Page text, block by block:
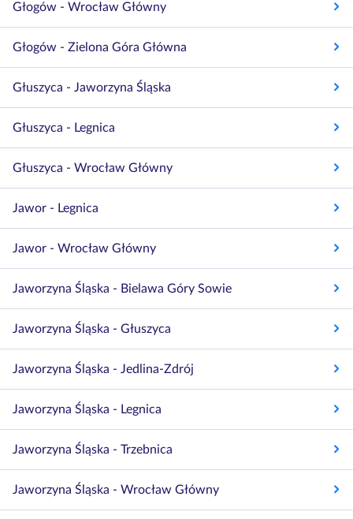
Głogów - Wrocław Główny
Głogów - Zielona Góra Główna
Głuszyca - Jaworzyna Śląska
Głuszyca - Legnica
Głuszyca - Wrocław Główny
Jawor - Legnica
Jawor - Wrocław Główny
Jaworzyna Śląska - Bielawa Góry Sowie
Jaworzyna Śląska - Głuszyca
Jaworzyna Śląska - Jedlina-Zdrój
Jaworzyna Śląska - Legnica
Jaworzyna Śląska - Trzebnica
Jaworzyna Śląska - Wrocław Główny